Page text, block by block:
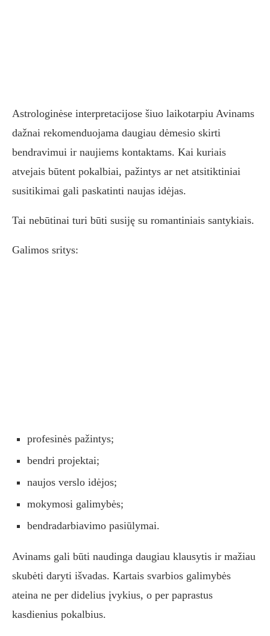
Astrologinėse interpretacijose šiuo laikotarpiu Avinams
dažnai rekomenduojama daugiau dėmesio skirti
bendravimui ir naujiems kontaktams. Kai kuriais
atvejais būtent pokalbiai, pažintys ar net atsitiktiniai
susitikimai gali paskatinti naujas idėjas.
Tai nebūtinai turi būti susiję su romantiniais santykiais.
Galimos sritys:
profesinės pažintys;
bendri projektai;
naujos verslo idėjos;
mokymosi galimybės;
bendradarbiavimo pasiūlymai.
Avinams gali būti naudinga daugiau klausytis ir mažiau
skubėti daryti išvadas. Kartais svarbios galimybės
ateina ne per didelius įvykius, o per paprastus
kasdienius pokalbius.